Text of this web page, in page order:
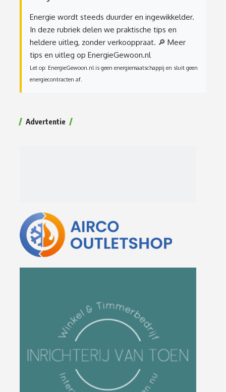
Energie wordt steeds duurder en ingewikkelder.
In deze rubriek delen we praktische tips en
heldere uitleg, zonder verkooppraat. 🔎 Meer
tips en uitleg op EnergieGewoon.nl
Let op: EnergieGewoon.nl is geen energiemaatschappij en sluit geen
energiecontracten af.
Advertentie